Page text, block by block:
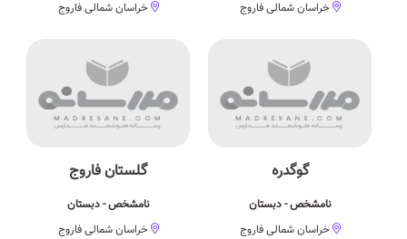
خراسان شمالی فاروج
خراسان شمالی فاروج
گوگدره
نامشخص - دبستان
خراسان شمالی فاروج
گلستان فاروج
نامشخص - دبستان
خراسان شمالی فاروج